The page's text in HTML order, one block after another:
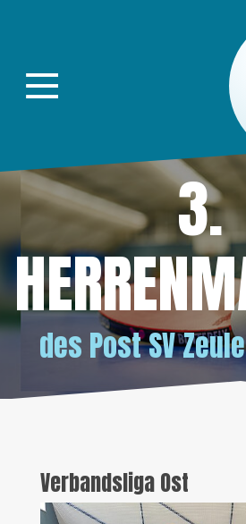
Direkt zur Hauptnavigation springen
3.
des Post SV
Verbandsliga Ost